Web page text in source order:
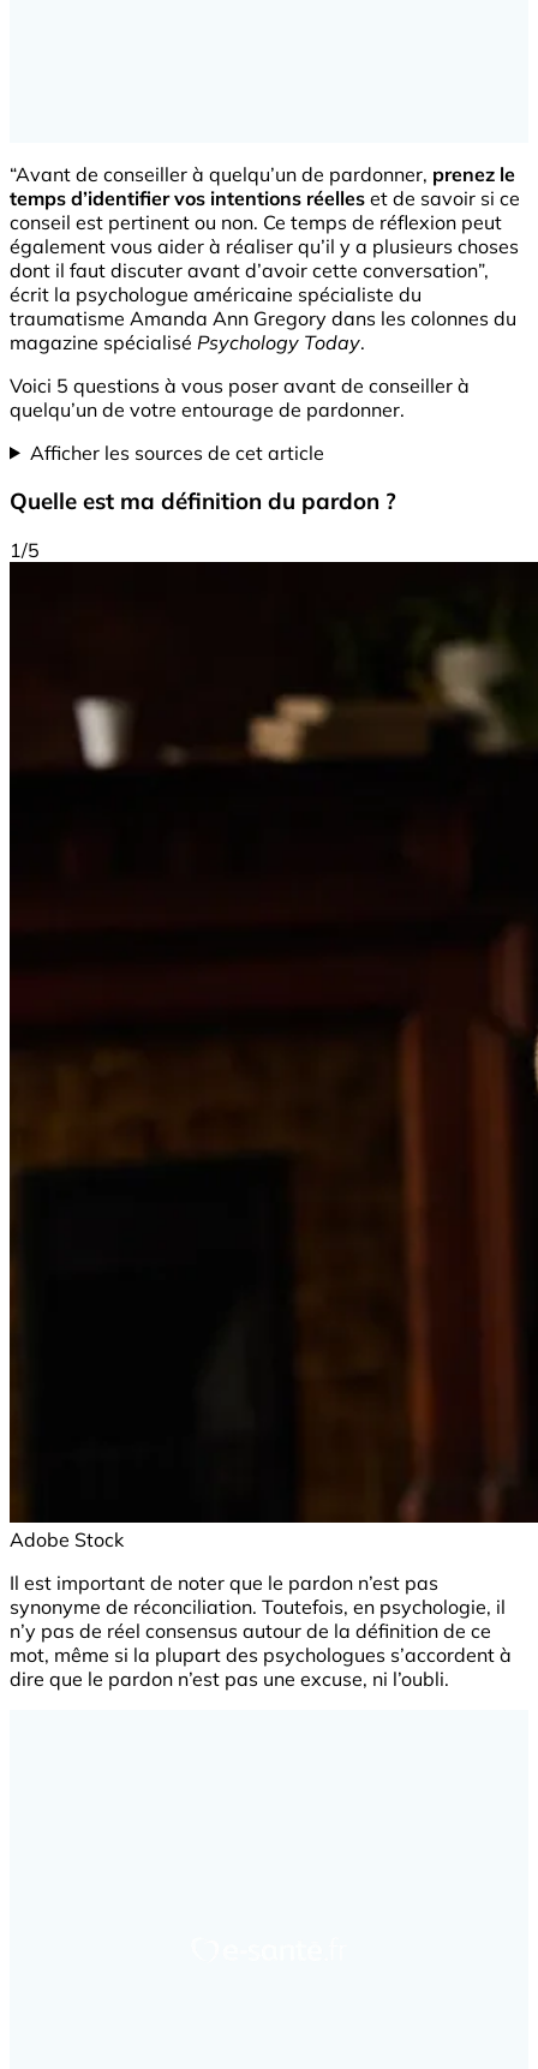
“Avant de conseiller à quelqu’un de pardonner, prenez le
temps d’identifier vos intentions réelles et de savoir si ce
conseil est pertinent ou non. Ce temps de réflexion peut
également vous aider à réaliser qu’il y a plusieurs choses
dont il faut discuter avant d’avoir cette conversation”,
écrit la psychologue américaine spécialiste du
traumatisme Amanda Ann Gregory dans les colonnes du
magazine spécialisé Psychology Today.
Voici 5 questions à vous poser avant de conseiller à
quelqu’un de votre entourage de pardonner.
Afficher les sources de cet article
Quelle est ma définition du pardon ?
1/5
Adobe Stock
Il est important de noter que le pardon n’est pas
synonyme de réconciliation. Toutefois, en psychologie, il
n’y pas de réel consensus autour de la définition de ce
mot, même si la plupart des psychologues s’accordent à
dire que le pardon n’est pas une excuse, ni l’oubli.